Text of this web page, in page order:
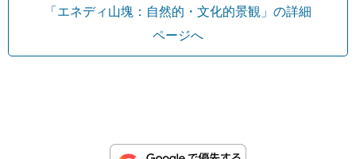
「エネディ山塊：自然的・文化的景観」の詳細
ページへ